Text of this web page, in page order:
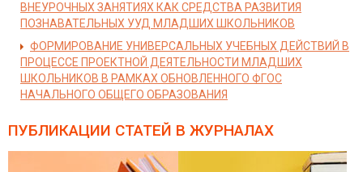
ВНЕУРОЧНЫХ ЗАНЯТИЯХ КАК СРЕДСТВА РАЗВИТИЯ
ПОЗНАВАТЕЛЬНЫХ УУД МЛАДШИХ ШКОЛЬНИКОВ
ФОРМИРОВАНИЕ УНИВЕРСАЛЬНЫХ УЧЕБНЫХ ДЕЙСТВИЙ В
ПРОЦЕССЕ ПРОЕКТНОЙ ДЕЯТЕЛЬНОСТИ МЛАДШИХ
ШКОЛЬНИКОВ В РАМКАХ ОБНОВЛЕННОГО ФГОС
НАЧАЛЬНОГО ОБЩЕГО ОБРАЗОВАНИЯ
ПУБЛИКАЦИИ СТАТЕЙ В ЖУРНАЛАХ